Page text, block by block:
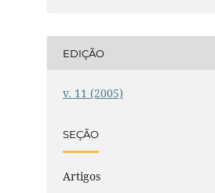
EDIÇÃO
v. 11 (2005)
SEÇÃO
Artigos